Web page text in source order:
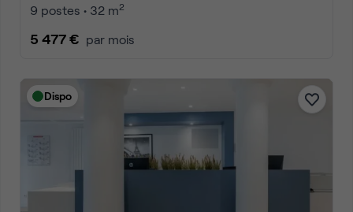
9 postes • 32 m2
5 477 € par mois
Dispo